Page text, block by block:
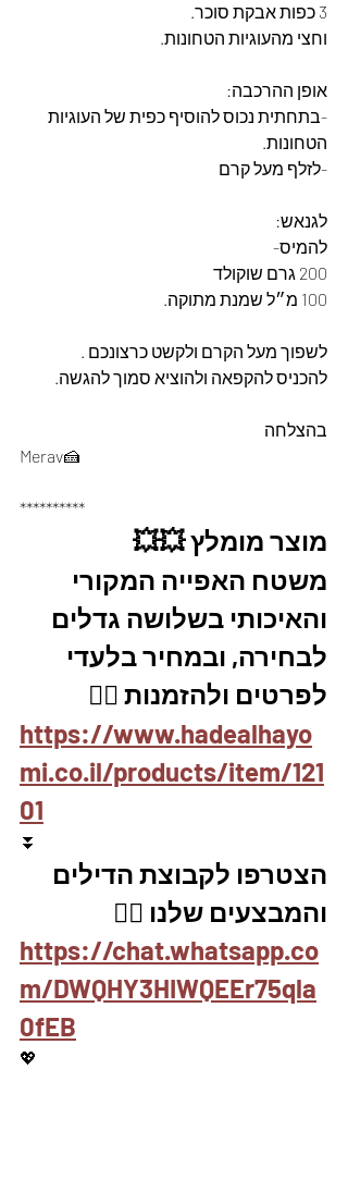
3 כפות אבקת סוכר.
וחצי מהעוגיות הטחונות.
אופן ההרכבה:
-בתחתית נכוס להוסיף כפית של העוגיות
הטחונות.
-לזלף מעל קרם
לגנאש:
להמיס-
200 גרם שוקולד
100 מ״ל שמנת מתוקה.
לשפוך מעל הקרם ולקשט כרצונכם .
להכניס להקפאה ולהוציא סמוך להגשה.
בהצלחה
Merav🍰
**********
מוצר מומלץ 💥💥
משטח האפייה המקורי
והאיכותי בשלושה גדלים
לבחירה, ובמחיר בלעדי
לפרטים ולהזמנות 👇🏼
https://www.hadealhayo
mi.co.il/products/item/121
01
⏬
הצטרפו לקבוצת הדילים
והמבצעים שלנו 👇🏽
https://chat.whatsapp.co
m/DWQHY3HIWQEEr75qla
0fEB
💖